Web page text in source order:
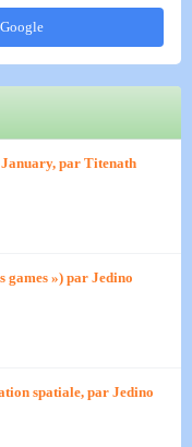
par Titenath
games ») par Jedino
spatiale, par Jedino